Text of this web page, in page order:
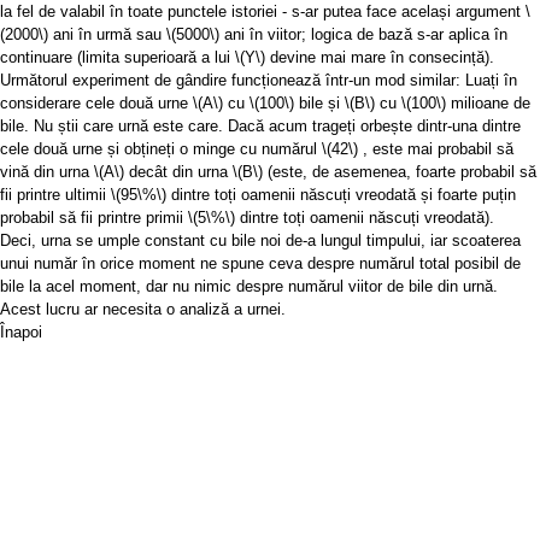
la fel de valabil în toate punctele istoriei - s-ar putea face același argument \
(2000\) ani în urmă sau \(5000\) ani în viitor; logica de bază s-ar aplica în
continuare (limita superioară a lui \(Y\) devine mai mare în consecință).
Următorul experiment de gândire funcționează într-un mod similar: Luați în
considerare cele două urne \(A\) cu \(100\) bile și \(B\) cu \(100\) milioane de
bile. Nu știi care urnă este care. Dacă acum trageți orbește dintr-una dintre
cele două urne și obțineți o minge cu numărul \(42\) , este mai probabil să
vină din urna \(A\) decât din urna \(B\) (este, de asemenea, foarte probabil să
fii printre ultimii \(95\%\) dintre toți oamenii născuți vreodată și foarte puțin
probabil să fii printre primii \(5\%\) dintre toți oamenii născuți vreodată).
Deci, urna se umple constant cu bile noi de-a lungul timpului, iar scoaterea
unui număr în orice moment ne spune ceva despre numărul total posibil de
bile la acel moment, dar nu nimic despre numărul viitor de bile din urnă.
Acest lucru ar necesita o analiză a urnei.
Înapoi